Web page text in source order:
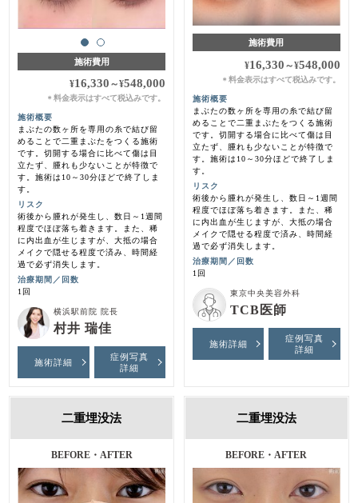
施術費用
¥16,330 ～¥548,000
＊料金表示はすべて税込みです。
施術概要
まぶたの数ヶ所を専用の糸で結び留
めることで二重まぶたをつくる施術
です。切開する場合に比べて傷は目
立たず、腫れも少ないことが特徴で
す。施術は10～30分ほどで終了しま
す。
リスク
術後から腫れが発生し、数日～1週間
程度でほぼ落ち着きます。また、稀
に内出血が生じますが、大抵の場合
メイクで隠せる程度で済み、時間経
過で必ず消失します。
治療期間／回数
1回
横浜駅前院 院長
村井 瑞佳
施術詳細
症例写真
詳細
施術費用
¥16,330 ～¥548,000
＊ 料金表示はすべて税込みです。
施術概要
まぶたの数ヶ所を専用の糸で結び留
めることで二重まぶたをつくる施術
です。切開する場合に比べて傷は目
立たず、腫れも少ないことが特徴で
す。施術は10～30分ほどで終了しま
す。
リスク
術後から腫れが発生し、数日～1週間
程度でほぼ落ち着きます。また、稀
に内出血が生じますが、大抵の場合
メイクで隠せる程度で済み、時間経
過で必ず消失します。
治療期間／回数
1回
東京中央美容外科
TCB医師
施術詳細
症例写真
詳細
二重埋没法
BEFORE・AFTER
二重埋没法
BEFORE・AFTER